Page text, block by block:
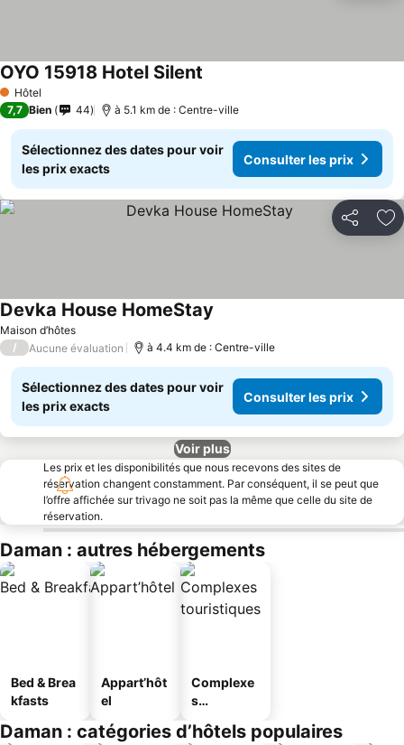
1 Étoiles
Hôtel
OYO 15918 Hotel Silent
7,7 Bien 44 à 5.1 km de : Centre-ville
Sélectionnez des dates pour voir
les prix exacts
Consulter les prix
Partager
Maison d’hôtes
Devka House HomeStay
/ Aucune évaluation à 4.4 km de : Centre-ville
Sélectionnez des dates pour voir
les prix exacts
Consulter les prix
Voir plus
Les prix et les disponibilités que nous recevons des sites de
réservation changent constamment. Par conséquent, il se peut que
l’offre affichée sur trivago ne soit pas la même que celle du site de
réservation.
Daman : autres hébergements
Bed & Brea
kfasts
Appart’hôt
el
Complexe
s
s
Daman : catégories d’hôtels populaires